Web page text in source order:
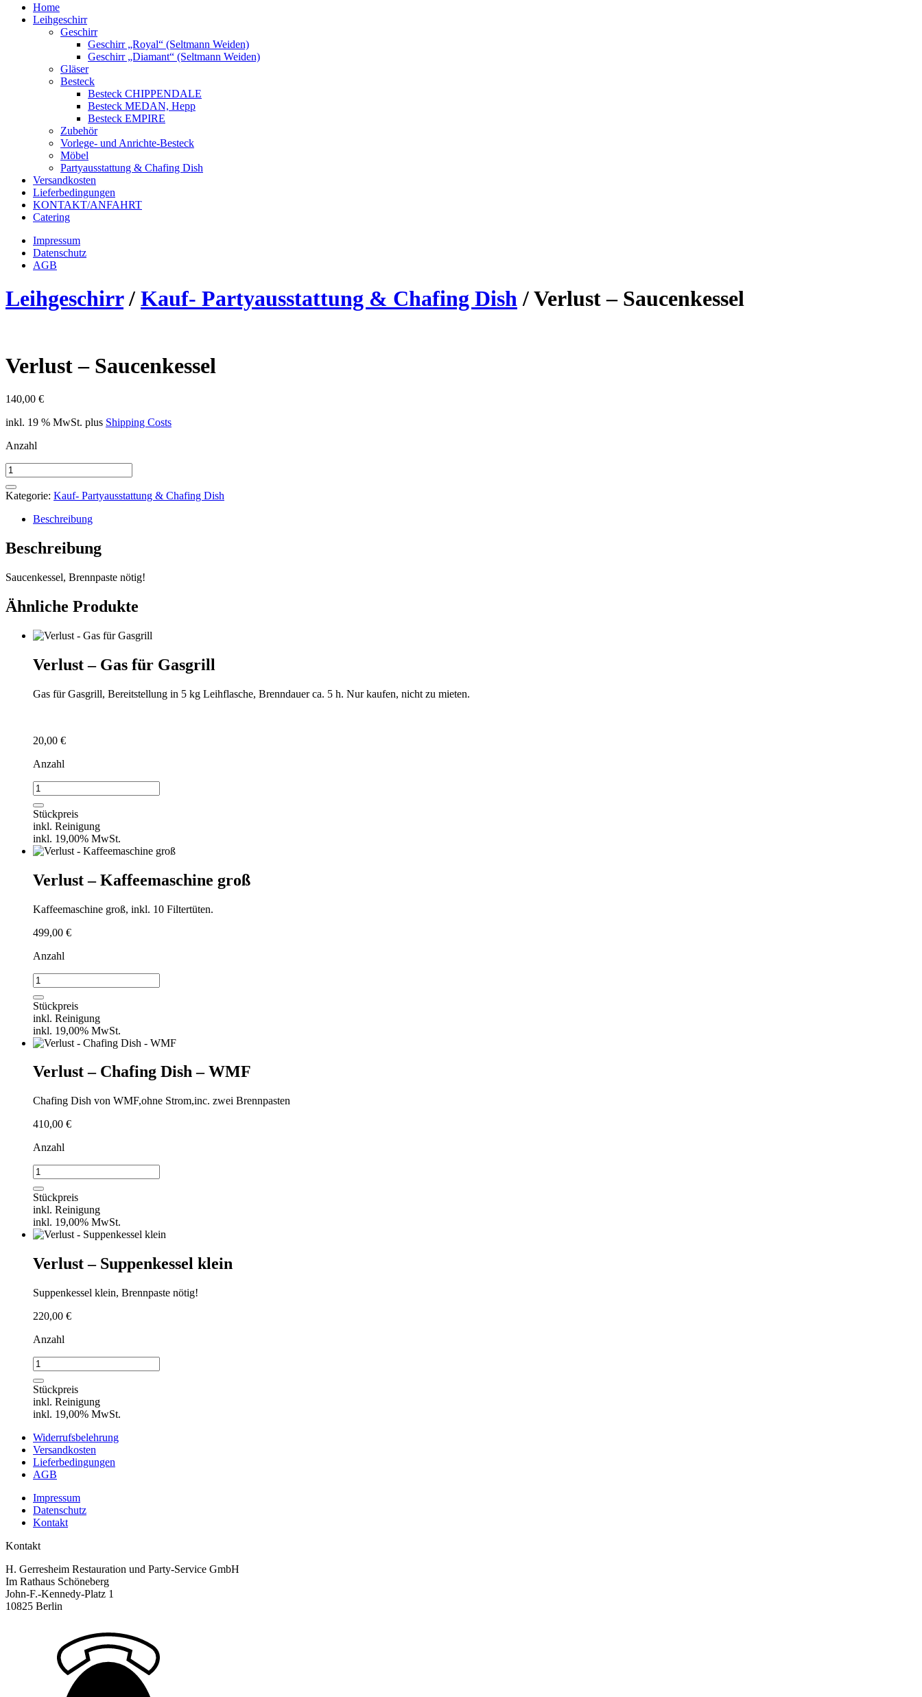
Home
Leihgeschirr
Geschirr
Geschirr „Royal“ (Seltmann Weiden)
Geschirr „Diamant“ (Seltmann Weiden)
Gläser
Besteck
Besteck CHIPPENDALE
Besteck MEDAN, Hepp
Besteck EMPIRE
Zubehör
Vorlege- und Anrichte-Besteck
Möbel
Partyausstattung & Chafing Dish
Versandkosten
Lieferbedingungen
KONTAKT/ANFAHRT
Catering
Impressum
Datenschutz
AGB
Leihgeschirr / Kauf- Partyausstattung & Chafing Dish /Verlust – Saucenkessel
Verlust – Saucenkessel
140,00 €
inkl. 19 % MwSt. plus Shipping Costs
Anzahl
Verlust
-
Saucenkessel
Menge
Kategorie: Kauf- Partyausstattung & Chafing Dish
Beschreibung
Beschreibung
Saucenkessel, Brennpaste nötig!
Ähnliche Produkte
Verlust – Gas für Gasgrill
Gas für Gasgrill, Bereitstellung in 5 kg Leihflasche, Brenndauer ca. 5 h. Nur kaufen, nicht zu mieten.
20,00 €
Anzahl
Verlust
-
Gas
für
Gasgrill
Menge
Stückpreis
inkl. Reinigung
inkl. 19,00% MwSt.
Verlust – Kaffeemaschine groß
Kaffeemaschine groß, inkl. 10 Filtertüten.
499,00 €
Anzahl
Verlust
-
Kaffeemaschine
groß
Menge
Stückpreis
inkl. Reinigung
inkl. 19,00% MwSt.
Verlust – Chafing Dish – WMF
Chafing Dish von WMF,ohne Strom,inc. zwei Brennpasten
410,00 €
Anzahl
Verlust
-
Chafing
Dish
-
WMF
Stückpreis
inkl. Reinigung
inkl. 19,00% MwSt.
Verlust – Suppenkessel klein
Suppenkessel klein, Brennpaste nötig!
220,00 €
Anzahl
Verlust
-
Suppenkessel
klein
Menge
Stückpreis
inkl. Reinigung
inkl. 19,00% MwSt.
Widerrufsbelehrung
Versandkosten
Lieferbedingungen
AGB
Impressum
Datenschutz
Kontakt
Kontakt
H. Gerresheim Restauration und Party-Service GmbH
Im Rathaus Schöneberg
John-F.-Kennedy-Platz 1
10825 Berlin